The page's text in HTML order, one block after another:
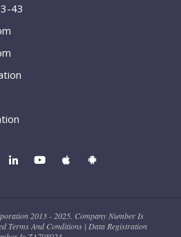
43
2013 - 2025. Company Number Is
Terms And Conditions | Data Registration